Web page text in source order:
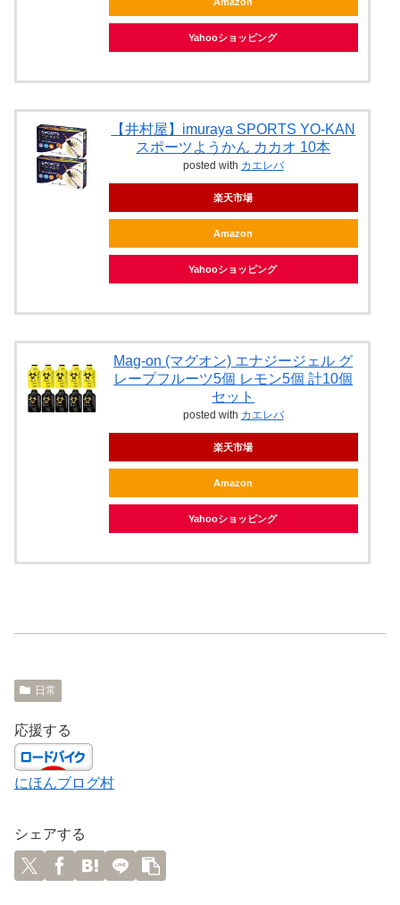
Amazon
Yahooショッピング
【井村屋】imuraya SPORTS YO-KAN
スポーツようかん カカオ 10本
posted with カエレバ
楽天市場
Amazon
Yahooショッピング
Mag-on (マグオン) エナジージェル グ
レープフルーツ5個 レモン5個 計10個
セット
posted with カエレバ
楽天市場
Amazon
Yahooショッピング
日常
応援する
にほんブログ村
シェアする